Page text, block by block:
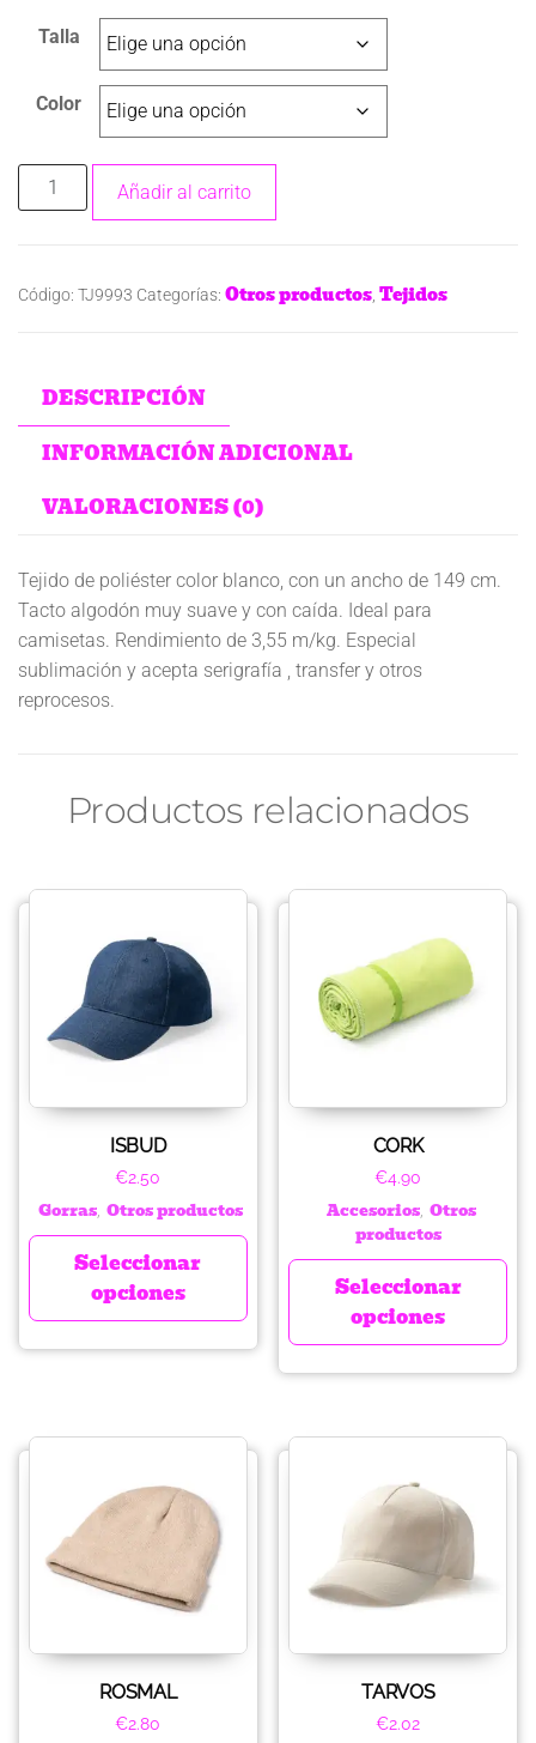
Talla
Color
Añadir al carrito
Código: TJ9993 Categorías: Otros productos Tejidos
DESCRIPCIÓN
INFORMACIÓN ADICIONAL
VALORACIONES (0)
Tejido de poliéster color blanco, con un ancho de 149 cm.
Tacto algodón muy suave y con caída. Ideal para
camisetas. Rendimiento de 3,55 m/kg. Especial
sublimación y acepta serigrafía , transfer y otros
reprocesos.
Productos relacionados
ISBUD
€2.50
Gorras Otros productos
Seleccionar
opciones
CORK
€4.90
Accesorios, Otros
productos
Seleccionar
opciones
ROSMAL
€2.80
TARVOS
€2.02